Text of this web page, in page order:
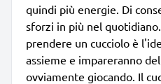
quindi più energie. Di
sforzi in più nel
prendere un cucciolo è
assieme e impareranno
ovviamente giocando. Il